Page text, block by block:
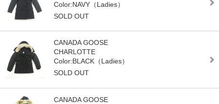
Color:NAVY（Ladies）
SOLD OUT
CANADA GOOSE
CHARLOTTE
Color:BLACK（Ladies）
SOLD OUT
CANADA GOOSE